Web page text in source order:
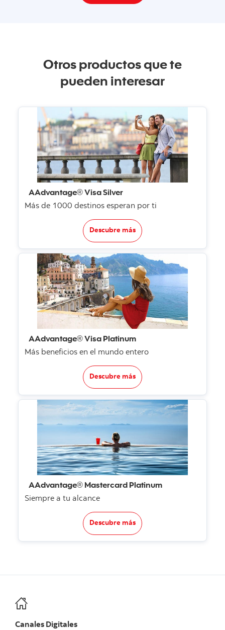
Otros productos que te
pueden interesar
AAdvantage® Visa Silver
Más de 1000 destinos esperan por ti
Descubre más
AAdvantage® Visa Platinum
Más beneficios en el mundo entero
Descubre más
AAdvantage® Mastercard Platinum
Siempre a tu alcance
Descubre más
Canales Digitales